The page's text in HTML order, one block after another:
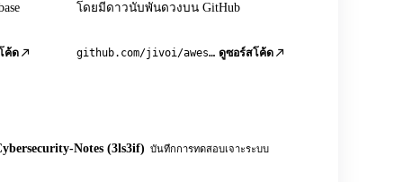
ค้ด
โดยมีดาวนับพันดวงบน GitHub
github.com/jivoi/awesome-osint ดูซอร์สโค้ด
Notes (3ls3if) บันทึกการทดสอบเจาะระบบ